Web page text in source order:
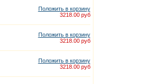
Положить в корзину
3218.00 руб
Положить в корзину
3218.00 руб
Положить в корзину
3218.00 руб